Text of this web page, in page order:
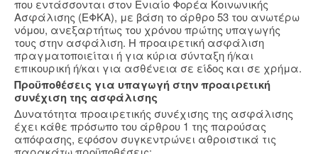
που εντάσσονται στον Ενιαίο Φορέα Κοινωνικής
Ασφάλισης (ΕΦΚΑ), με βάση το άρθρο 53 του ανωτέρω
νόμου, ανεξαρτήτως του χρόνου πρώτης υπαγωγής
τους στην ασφάλιση. Η προαιρετική ασφάλιση
πραγματοποιείται ή για κύρια σύνταξη ή/και
επικουρική ή/και για ασθένεια σε είδος και σε χρήμα.
Προϋποθέσεις για υπαγωγή στην προαιρετική
συνέχιση της ασφάλισης
Δυνατότητα προαιρετικής συνέχισης της ασφάλισης
έχει κάθε πρόσωπο του άρθρου 1 της παρούσας
απόφασης, εφόσον συγκεντρώνει αθροιστικά τις